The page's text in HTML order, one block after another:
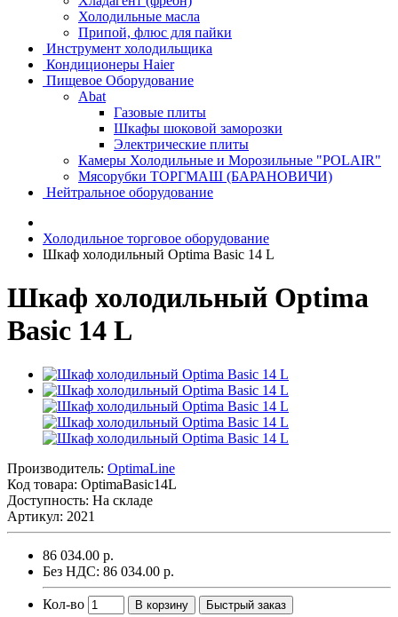
Холодильные масла
Припой, флюс для пайки
Инструмент холодильщика
Кондиционеры Haier
Пищевое Оборудование
Abat
Газовые плиты
Шкафы шоковой заморозки
Электрические плиты
Камеры Холодильные и Морозильные "POLAIR"
Мясорубки ТОРГМАШ (БАРАНОВИЧИ)
Нейтральное оборудование
Холодильное торговое оборудование
Шкаф холодильный Optima Basic 14 L
Шкаф холодильный Optima
Basic 14 L
Производитель: OptimaLine
Код товара: OptimaBasic14L
Доступность: На складе
Артикул: 2021
86 034.00 р.
Без НДС: 86 034.00 р.
Кол-во В корзину Быстрый заказ